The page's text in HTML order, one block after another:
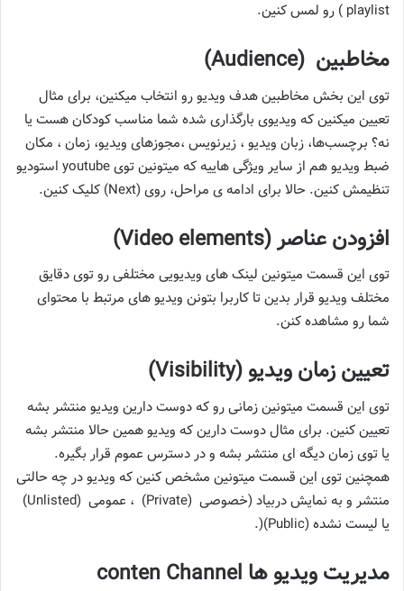
playlist ) رو لمس کنین.
مخاطبین (Audience)
توی این بخش مخاطبین هدف ویدیو رو انتخاب میکنین، برای مثال
تعیین میکنین که ویدیوی بارگذاری شده شما مناسب کودکان هست یا
نه؟ برچسب‌ها، زبان ویدیو ، زیرنویس ،مجوزهای ویدیو، زمان ، مکان
ضبط ویدیو هم از سایر ویژگی هاییه که میتونین توی youtube استودیو
تنظیمش کنین. حالا برای ادامه ی مراحل، روی (Next) کلیک کنین.
افزودن عناصر (Video elements)
توی این قسمت میتونین لینک های ویدیویی مختلفی رو توی دقایق
مختلف ویدیو قرار بدین تا کاربرا بتونن ویدیو های مرتبط با محتوای
شما رو مشاهده کنن.
تعیین زمان ویدیو (Visibility)
توی این قسمت میتونین زمانی رو که دوست دارین ویدیو منتشر بشه
تعیین کنین. برای مثال دوست دارین که ویدیو همین حالا منتشر بشه
یا توی زمان دیگه ای منتشر بشه و در دسترس عموم قرار بگیره.
همچنین توی این قسمت میتونین مشخص کنین که ویدیو در چه حالتی
منتشر و به نمایش دربیاد (خصوصی (Private) ، عمومی (Unlisted)
یا لیست نشده (Public)(.
مدیریت ویدیو ها conten Channel